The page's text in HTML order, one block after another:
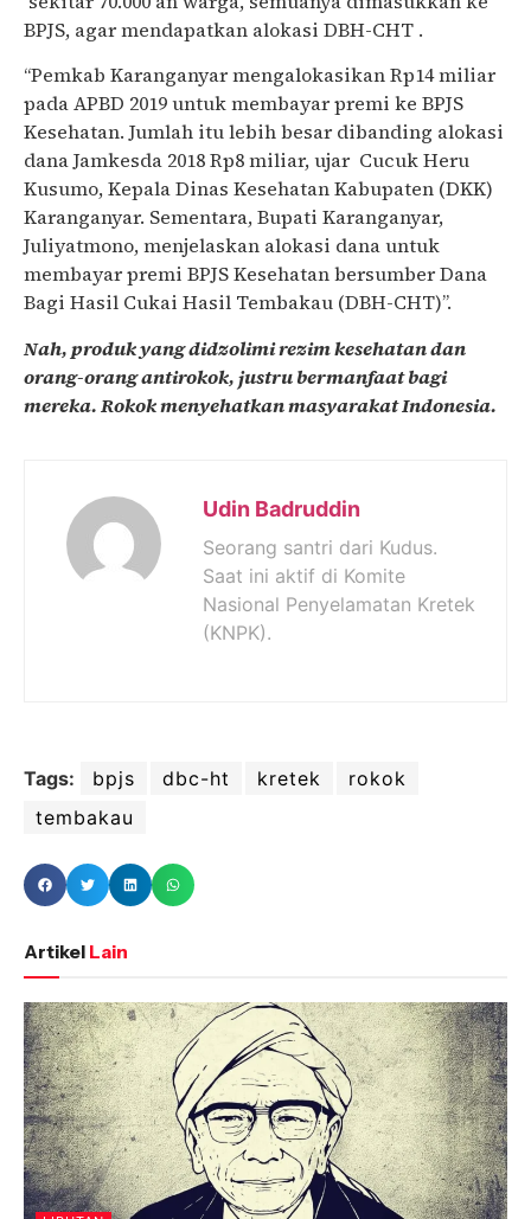
BPJS, agar mendapatkan alokasi DBH-CHT .
“Pemkab Karanganyar mengalokasikan Rp14 miliar
pada APBD 2019 untuk membayar premi ke BPJS
Kesehatan. Jumlah itu lebih besar dibanding alokasi
dana Jamkesda 2018 Rp8 miliar, ujar Cucuk Heru
Kusumo, Kepala Dinas Kesehatan Kabupaten (DKK)
Karanganyar. Sementara, Bupati Karanganyar,
Juliyatmono, menjelaskan alokasi dana untuk
membayar premi BPJS Kesehatan bersumber Dana
Bagi Hasil Cukai Hasil Tembakau (DBH-CHT)”.
Nah, produk yang didzolimi rezim kesehatan dan
orang-orang antirokok, justru bermanfaat bagi
mereka. Rokok menyehatkan masyarakat Indonesia.
Udin Badruddin
Seorang santri dari Kudus.
Saat ini aktif di Komite
Nasional Penyelamatan Kretek
(KNPK).
Tags: bpjs dbc-ht kretek
rokok
tembakau
Artikel Lain